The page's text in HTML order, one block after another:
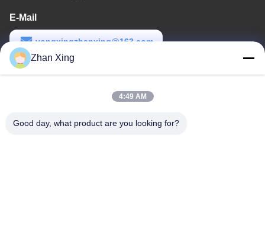
E-Mail
yongxingzhanxing@163.com
Arbeitszeit
Zhan Xing
4:49 AM
Good day, what product are you looking for?